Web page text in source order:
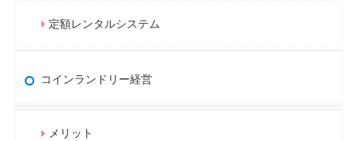
定額レンタルシステム
コインランドリー経営
メリット